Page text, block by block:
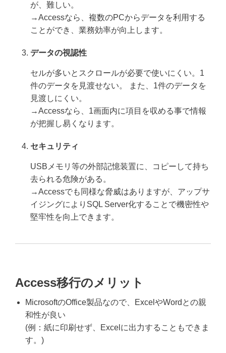
が、難しい。
→Accessなら、複数のPCからデータを利用する
ことができ、業務効率が向上します。
データの視認性
セルが多いとスクロールが必要で使いにくい。1
件のデータを見渡せない。 また、1件のデータを
見渡しにくい。
→Accessなら、1画面内に項目を収める事で情報
が把握し易くなります。
セキュリティ
USBメモリ等の外部記憶装置に、コピーして持ち
去られる危険がある。
→Accessでも同様な脅威はありますが、アップサ
イジングによりSQL Server化することで機密性や
堅牢性を向上できます。
Access移行のメリット
MicrosoftのOffice製品なので、ExcelやWordとの親
和性が良い
(例：紙に印刷せず、Excelに出力することもできま
す。)